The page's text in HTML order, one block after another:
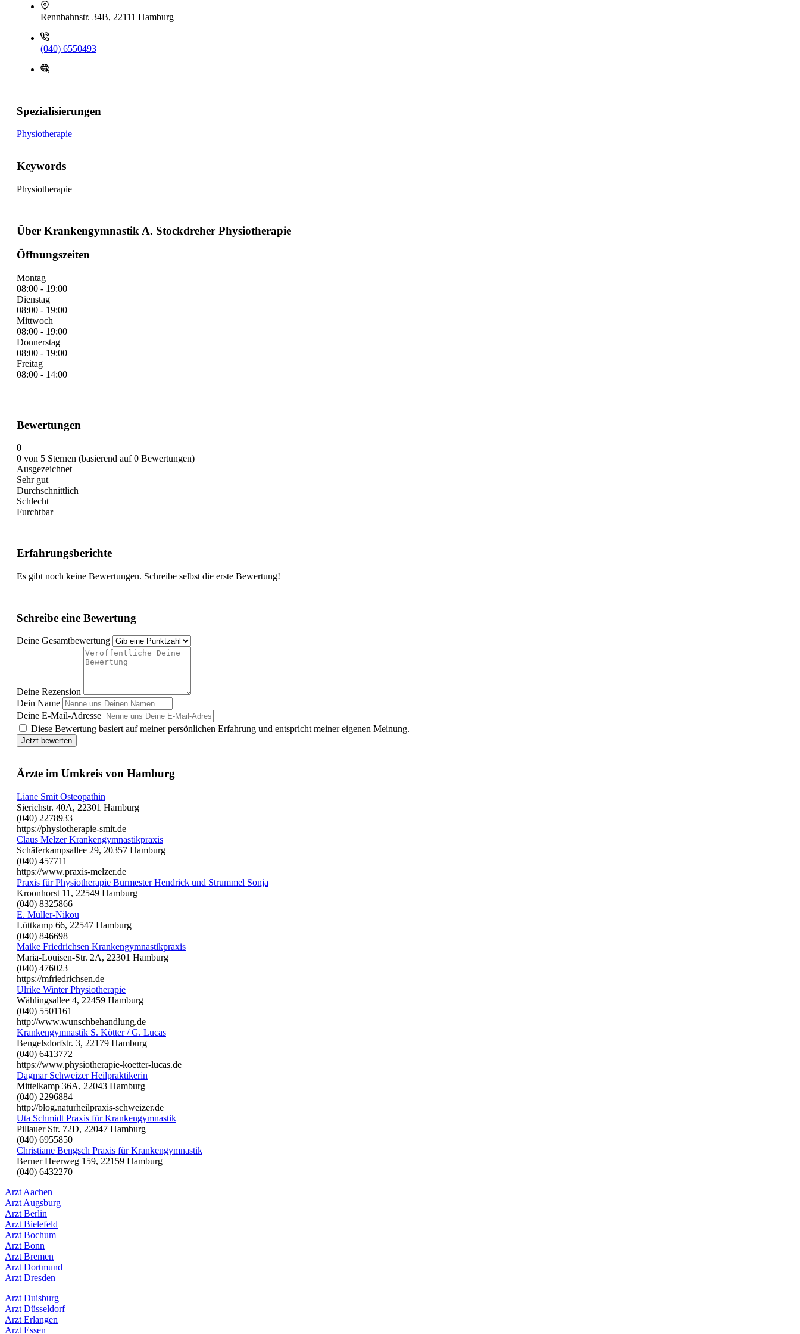
Rennbahnstr. 34B, 22111 Hamburg
(040) 6550493
Spezialisierungen
Physiotherapie
Keywords
Physiotherapie
Über Krankengymnastik A. Stockdreher Physiotherapie
Öffnungszeiten
Montag
08:00 - 19:00
Dienstag
08:00 - 19:00
Mittwoch
08:00 - 19:00
Donnerstag
08:00 - 19:00
Freitag
08:00 - 14:00
Bewertungen
0
0 von 5 Sternen (basierend auf 0 Bewertungen)
Ausgezeichnet
Sehr gut
Durchschnittlich
Schlecht
Furchtbar
Erfahrungsberichte
Es gibt noch keine Bewertungen. Schreibe selbst die erste Bewertung!
Schreibe eine Bewertung
Deine Gesamtbewertung
Deine Rezension
Dein Name
Deine E-Mail-Adresse
Diese Bewertung basiert auf meiner persönlichen Erfahrung und entspricht meiner eigenen Meinung.
Jetzt bewerten
Ärzte im Umkreis von Hamburg
Liane Smit Osteopathin
Sierichstr. 40A, 22301 Hamburg
(040) 2278933
https://physiotherapie-smit.de
Claus Melzer Krankengymnastikpraxis
Schäferkampsallee 29, 20357 Hamburg
(040) 457711
https://www.praxis-melzer.de
Praxis für Physiotherapie Burmester Hendrick und Strummel Sonja
Kroonhorst 11, 22549 Hamburg
(040) 8325866
E. Müller-Nikou
Lüttkamp 66, 22547 Hamburg
(040) 846698
Maike Friedrichsen Krankengymnastikpraxis
Maria-Louisen-Str. 2A, 22301 Hamburg
(040) 476023
https://mfriedrichsen.de
Ulrike Winter Physiotherapie
Wählingsallee 4, 22459 Hamburg
(040) 5501161
http://www.wunschbehandlung.de
Krankengymnastik S. Kötter / G. Lucas
Bengelsdorfstr. 3, 22179 Hamburg
(040) 6413772
https://www.physiotherapie-koetter-lucas.de
Dagmar Schweizer Heilpraktikerin
Mittelkamp 36A, 22043 Hamburg
(040) 2296884
http://blog.naturheilpraxis-schweizer.de
Uta Schmidt Praxis für Krankengymnastik
Pillauer Str. 72D, 22047 Hamburg
(040) 6955850
Christiane Bengsch Praxis für Krankengymnastik
Berner Heerweg 159, 22159 Hamburg
(040) 6432270
Arzt Aachen
Arzt Augsburg
Arzt Berlin
Arzt Bielefeld
Arzt Bochum
Arzt Bonn
Arzt Bremen
Arzt Dortmund
Arzt Dresden
Arzt Duisburg
Arzt Düsseldorf
Arzt Erlangen
Arzt Essen